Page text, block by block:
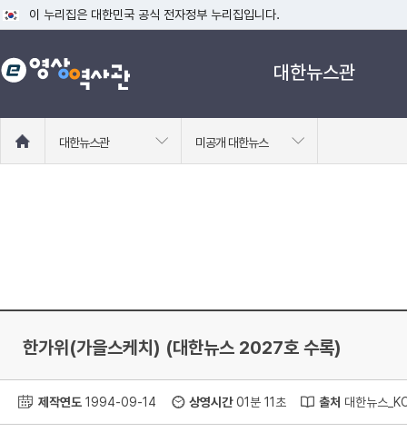
이 누리집은 대한민국 공식 전자정부 누리집입니다.
공식 누리집 주소 확인하기
go.kr 주소를 사용하는 누리집은 대한민국 정부기관이 관리하는 누리집입니
대한뉴스관
로
대한뉴스관 미공개 대한뉴스
한가위(가을스케치) (대한뉴스 2027호 수록)
제작연도 1994-09-14 상영시간01분 11초 출처 대한뉴스